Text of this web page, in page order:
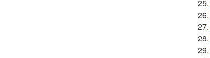
25.
26.
27.
28.
29.